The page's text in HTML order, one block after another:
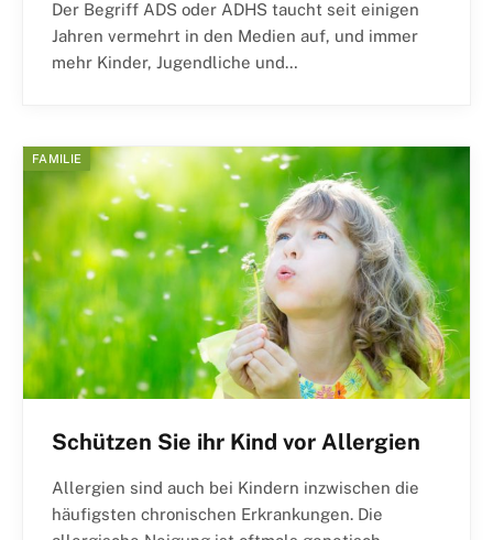
Der Begriff ADS oder ADHS taucht seit einigen
Jahren vermehrt in den Medien auf, und immer
mehr Kinder, Jugendliche und…
FAMILIE
Schützen Sie ihr Kind vor Allergien
Allergien sind auch bei Kindern inzwischen die
häufigsten chronischen Erkrankungen. Die